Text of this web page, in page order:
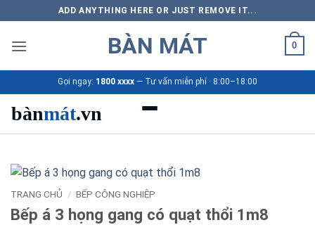
qua
nội
ADD ANYTHING HERE OR JUST REMOVE IT...
BÀN MÁT 0
Gọi ngay: 1800 xxxx — Tư vấn miễn phí · 8:00–18:00
bànmát.vn
Sản phẩm
Thương hiệu
TRANG CHỦ / BẾP CÔNG NGHIỆP
Bếp á 3 họng gang có quạt thổi 1m8